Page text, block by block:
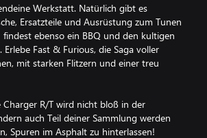
Werkstatt. Natürlich gibt es
Ersatzteile und Ausrüstung zum Tunen
ebenso ein BBQ und den kultigen
Fast & Furious, die Saga voller
mit starken Flitzern und einer treu
R/T wird nicht bloß in der
auch Teil deiner Sammlung werden
Spuren im Asphalt zu hinterlassen!